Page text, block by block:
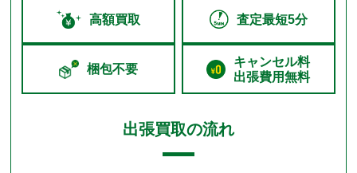
高額買取 査定最短5分
梱包不要
キャンセル料
出張費用無料
出張買取の流れ